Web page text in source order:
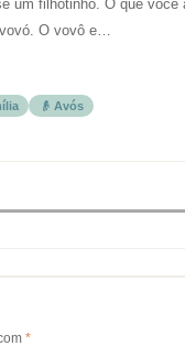
um filhotinho. O que você
O vovô e…
👴 Avós
*